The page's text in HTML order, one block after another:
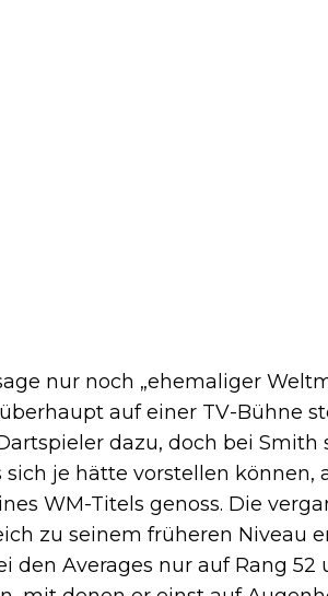
nur noch „ehemaliger
auf einer TV-Bühne
dazu, doch bei
sich je hätte vorstellen können,
WM-Titels genoss. Die
zu seinem früheren Niveau
den Averages nur auf Rang 52